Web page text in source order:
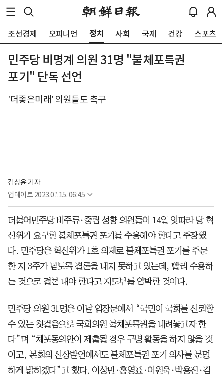
조선경제 오피니언 정치 사회 국제 건강 스포츠
민주당 비명계 의원 31명 "불체포특권
포기" 단독 선언
'더좋은미래' 의원들도 촉구
김상윤 기자
업데이트 2023.07.15. 06:45
더불어민주당 비주류·중립 성향 의원들이 14일 잇따라 당 혁
신위가 요구한 불체포특권 포기를 수용해야 한다고 주장했
다. 민주당은 혁신위가 1호 의제로 불체포특권 포기를 주문
한 지 3주가 넘도록 결론을 내지 못하고 있는데, 빨리 수용하
는 것으로 결론 내야 한다고 지도부를 압박한 것이다.
민주당 의원 31명은 이날 입장문에서 “국민이 국회를 신뢰할
수 있는 첫걸음으로 국회의원 불체포특권을 내려놓고자 한
다”며 “체포동의안이 제출될 경우 구명 활동을 하지 않을 것
이고, 본회의 신상발언에서도 불체포특권 포기 의사를 분명
하게 밝히겠다”고 했다. 이상민·홍영표·이원욱·박용진·김